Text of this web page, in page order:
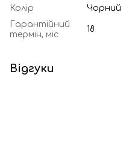
Колір
Чорний
Гарантійний
термін, міс
18
Відгуки